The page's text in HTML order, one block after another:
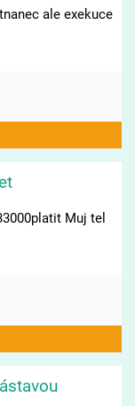
ale exekuce
Muj tel